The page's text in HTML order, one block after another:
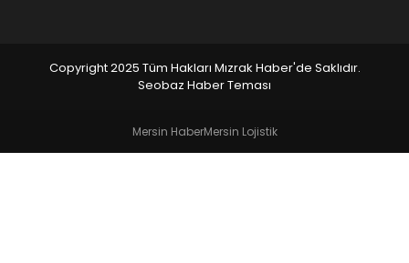
Copyright 2025 Tüm Hakları Mızrak Haber'de Saklıdır.
Seobaz Haber Teması
Mersin HaberMersin Lojistik